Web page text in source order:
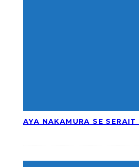
AYA NAKAMURA SE SERAIT